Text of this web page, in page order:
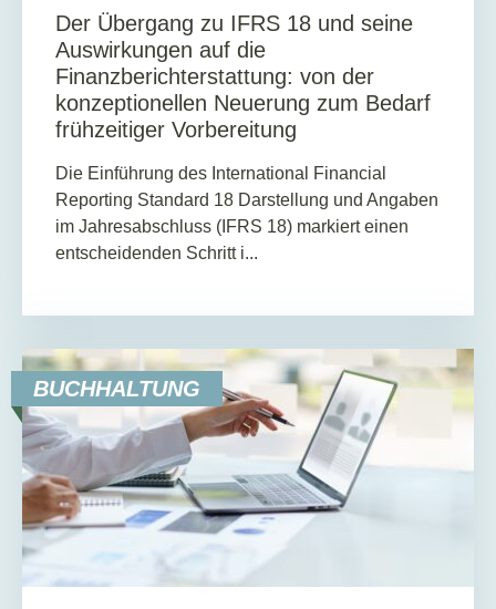
Der Übergang zu IFRS 18 und seine
Auswirkungen auf die
Finanzberichterstattung: von der
konzeptionellen Neuerung zum Bedarf
frühzeitiger Vorbereitung
Die Einführung des International Financial
Reporting Standard 18 Darstellung und Angaben
im Jahresabschluss (IFRS 18) markiert einen
entscheidenden Schritt i...
BUCHHALTUNG